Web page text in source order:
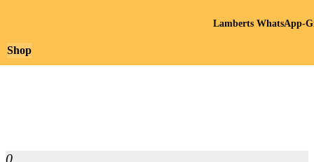
0
Shop
Lamberts WhatsApp-